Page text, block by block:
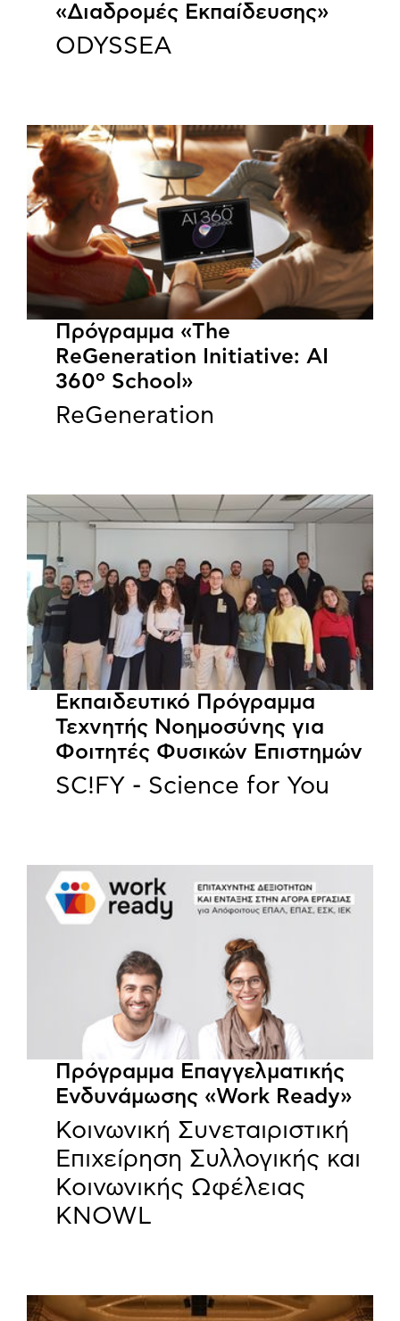
«Διαδρομές Εκπαίδευσης»
ODYSSEA
Πρόγραμμα «The
ReGeneration Initiative: AI
360º School»
ReGeneration
Εκπαιδευτικό Πρόγραμμα
Τεχνητής Νοημοσύνης για
Φοιτητές Φυσικών Επιστημών
SC!FY - Science for You
Πρόγραμμα Επαγγελματικής
Ενδυνάμωσης «Work Ready»
Κοινωνική Συνεταιριστική
Επιχείρηση Συλλογικής και
Κοινωνικής Ωφέλειας
KNOWL